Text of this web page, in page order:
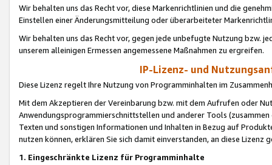
Wir behalten uns das Recht vor, diese Markenrichtlinien und die
Einstellen einer Änderungsmitteilung oder überarbeiteter
Wir behalten uns das Recht vor, gegen jede unbefugte Nutzung bzw.
unserem alleinigen Ermessen angemessene Maßnahmen zu ergreifen.
IP-Lizenz- und
Diese Lizenz regelt Ihre Nutzung von Programminhalten im
Mit dem Akzeptieren der Vereinbarung bzw. mit dem Aufrufen oder
Anwendungsprogrammierschnittstellen und anderer Tools (zusammen
Texten und sonstigen Informationen und Inhalten in Bezug auf
nutzen können, erklären Sie sich damit einverstanden, an diese Lizenz
1. Eingeschränkte Lizenz für Programminhalte